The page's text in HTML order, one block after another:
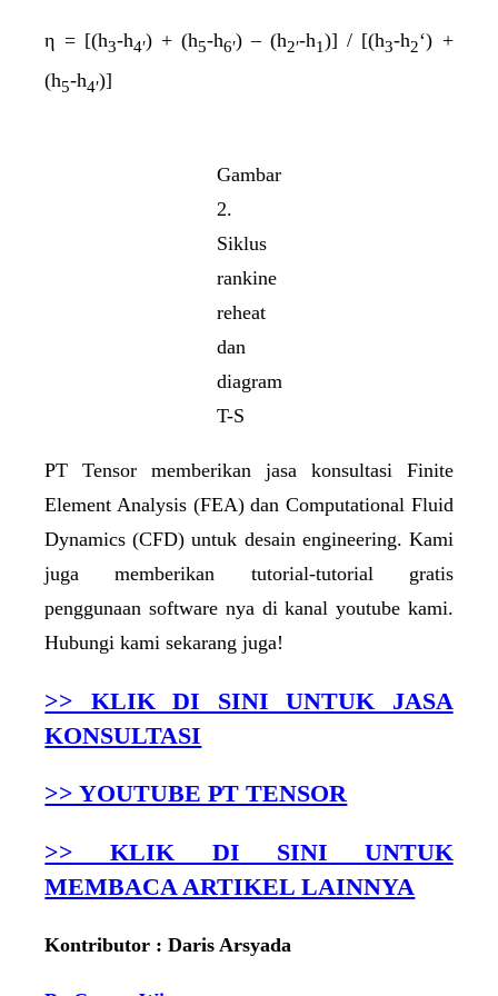
η = [(h3-h4′)+ (h5-h6′) – (h2′-h1)] / [(h3-h2‘) +
(h5-h4′)]
Gambar
2.
Siklus
rankine
reheat
dan
diagram
T-S
PT Tensor memberikan jasa konsultasi Finite
Element Analysis (FEA) dan Computational Fluid
Dynamics (CFD) untuk desain engineering. Kami
juga memberikan tutorial-tutorial gratis
penggunaan software nya di kanal youtube kami.
Hubungi kami sekarang juga!
>> KLIK DI SINI UNTUK JASA
KONSULTASI
>> YOUTUBE PT TENSOR
>> KLIK DI SINI UNTUK
MEMBACA ARTIKEL LAINNYA
Kontributor : Daris Arsyada